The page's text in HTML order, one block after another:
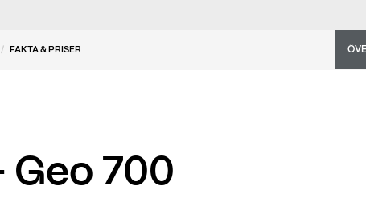
FAKTA & PRISER
Geo 700